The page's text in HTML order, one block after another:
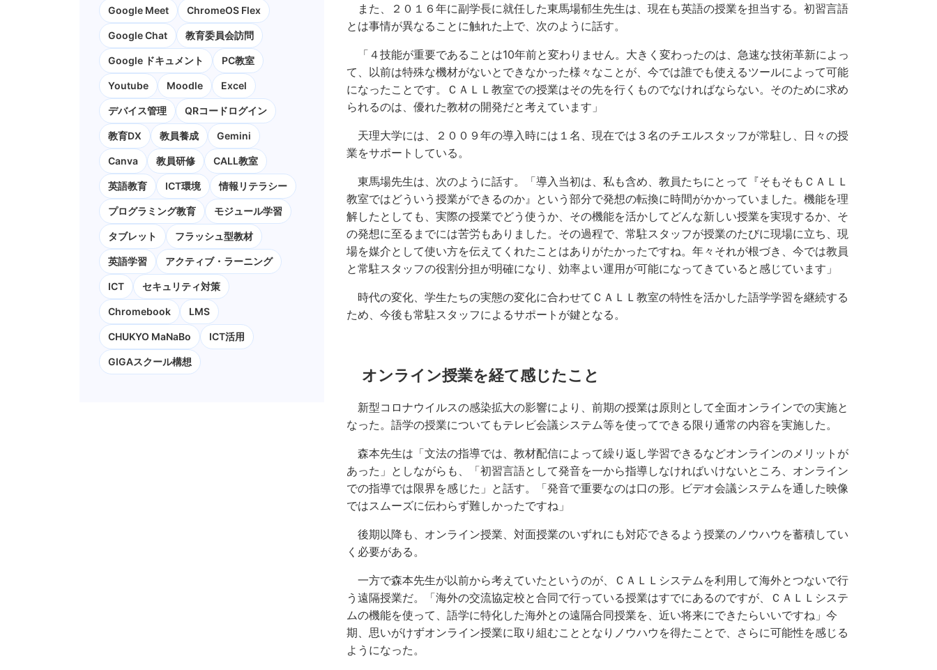
また、２０１６年に副学長に就任した東馬場郁生先生は、現在も英語の授業を担当する。初習言語
とは事情が異なることに触れた上で、次のように話す。
「４技能が重要であることは10年前と変わりません。大きく変わったのは、急速な技術革新によっ
て、以前は特殊な機材がないとできなかった様々なことが、今では誰でも使えるツールによって可能
になったことです。ＣＡＬＬ教室での授業はその先を行くものでなければならない。そのために求め
られるのは、優れた教材の開発だと考えています」
天理大学には、２００９年の導入時には１名、現在では３名のチエルスタッフが常駐し、日々の授
業をサポートしている。
東馬場先生は、次のように話す。「導入当初は、私も含め、教員たちにとって『そもそもＣＡＬＬ
教室ではどういう授業ができるのか』という部分で発想の転換に時間がかかっていました。機能を理
解したとしても、実際の授業でどう使うか、その機能を活かしてどんな新しい授業を実現するか、そ
の発想に至るまでには苦労もありました。その過程で、常駐スタッフが授業のたびに現場に立ち、現
場を媒介として使い方を伝えてくれたことはありがたかったですね。年々それが根づき、今では教員
と常駐スタッフの役割分担が明確になり、効率よい運用が可能になってきていると感じています」
時代の変化、学生たちの実態の変化に合わせてＣＡＬＬ教室の特性を活かした語学学習を継続する
ため、今後も常駐スタッフによるサポートが鍵となる。
オンライン授業を経て感じたこと
新型コロナウイルスの感染拡大の影響により、前期の授業は原則として全面オンラインでの実施と
なった。語学の授業についてもテレビ会議システム等を使ってできる限り通常の内容を実施した。
森本先生は「文法の指導では、教材配信によって繰り返し学習できるなどオンラインのメリットが
あった」としながらも、「初習言語として発音を一から指導しなければいけないところ、オンライン
での指導では限界を感じた」と話す。「発音で重要なのは口の形。ビデオ会議システムを通した映像
ではスムーズに伝わらず難しかったですね」
後期以降も、オンライン授業、対面授業のいずれにも対応できるよう授業のノウハウを蓄積してい
く必要がある。
一方で森本先生が以前から考えていたというのが、ＣＡＬＬシステムを利用して海外とつないで行
う遠隔授業だ。「海外の交流協定校と合同で行っている授業はすでにあるのですが、ＣＡＬＬシステ
ムの機能を使って、語学に特化した海外との遠隔合同授業を、近い将来にできたらいいですね」今
期、思いがけずオンライン授業に取り組むこととなりノウハウを得たことで、さらに可能性を感じる
ようになった。
Google Meet ChromeOS Flex
Google Chat 教育委員会訪問
Google ドキュメント PC教室
Youtube Moodle Excel
デバイス管理 QRコードログイン
教育DX 教員養成 Gemini
Canva 教員研修 CALL教室
英語教育 ICT環境 情報リテラシー
プログラミング教育 モジュール学習
タブレット フラッシュ型教材
英語学習 アクティブ・ラーニング
ICT セキュリティ対策
Chromebook LMS
CHUKYO MaNaBo ICT活用
GIGAスクール構想